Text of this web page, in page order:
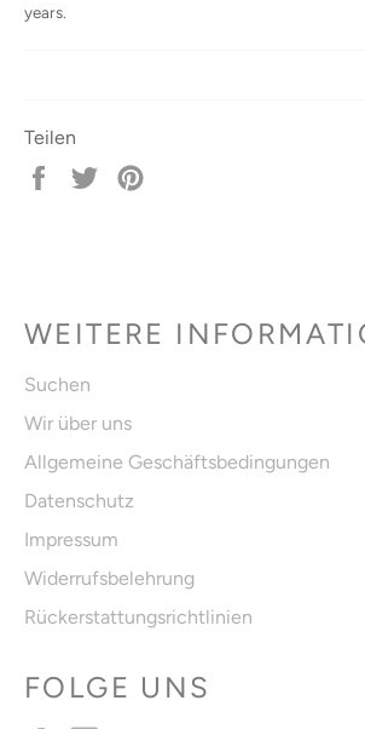
years.
Teilen
Auf
Auf
WEITERE
Suchen
Wir über uns
Allgemeine Geschäftsbedingungen
Datenschutz
Impressum
Widerrufsbelehrung
Rückerstattungsrichtlinien
FOLGE UNS